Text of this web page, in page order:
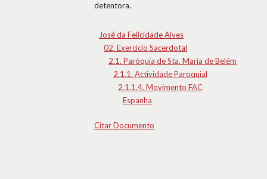
detentora.
José da Felicidade Alves
02. Exercício Sacerdotal
2.1. Paróquia de Sta. Maria de Belém
2.1.1. Actividade Paroquial
2.1.1.4. Movimento FAC
Espanha
Citar Documento